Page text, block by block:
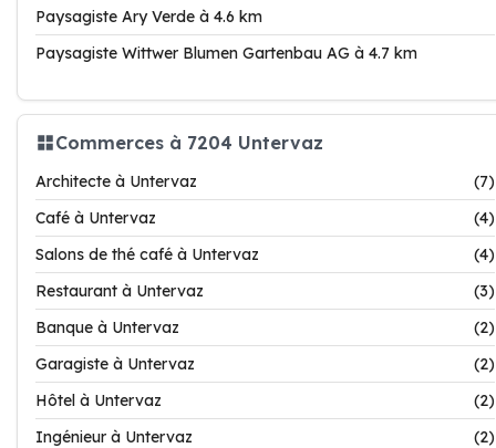
Paysagiste Ary Verde à 4.6 km
Paysagiste Wittwer Blumen Gartenbau AG à 4.7 km
Commerces à 7204 Untervaz
Architecte à Untervaz
(7)
Café à Untervaz
(4)
Salons de thé café à Untervaz
(4)
Restaurant à Untervaz
(3)
Banque à Untervaz
(2)
Garagiste à Untervaz
(2)
Hôtel à Untervaz
(2)
Ingénieur à Untervaz
(2)